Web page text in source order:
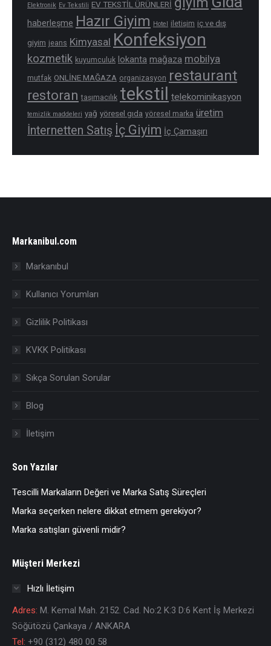
Elektronik Ev Tekstili EV TEKSTİL ÜRÜNLERİ
haberleşme Hazır Giyim Hotel iletişim iç ve dış
giyim jeans Kimyasal Konfeksiyon
kozmetik kuyumculuk lokanta mağaza mobilya
mutfak ONLİNE MAĞAZA organizasyon restaurant
restoran taşımacılık tekstil telekominikasyon
temizlik maddeleri yağ yöresel gıda yöresel marka üretim
İnternetten Satış İç Giyim İç Çamaşırı
Markanibul.com
Markanıbul
Kullanıcı Yorumları
Gizlilik Politikası
KVKK Politikası
Sıkça Sorulan Sorular
Blog
İletişim
Son Yazılar
Tescilli Markaların Değeri ve Marka Satış Süreçleri
Marka seçerken nelere dikkat etmem gerekiyor?
Marka satışları güvenli midir?
Müşteri Merkezi
Hızlı İletişim
Adres: M. Kemal Mah. 2152. Cad. No:2 K:3 D:6 Kent İş Merkezi
Söğütözü Çankaya / ANKARA
Tel: +90 (312) 480 00 58